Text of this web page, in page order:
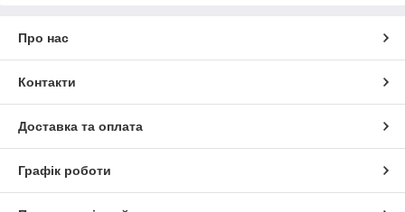
Про нас
Контакти
Доставка та оплата
Графік роботи